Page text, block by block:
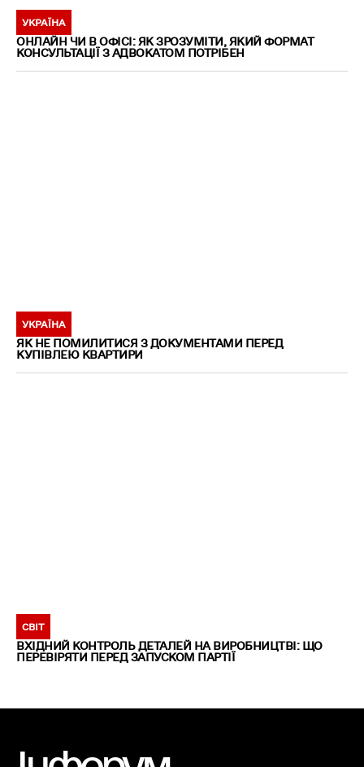
УКРАЇНА
ОНЛАЙН ЧИ В ОФІСІ: ЯК ЗРОЗУМІТИ, ЯКИЙ ФОРМАТ
КОНСУЛЬТАЦІЇ З АДВОКАТОМ ПОТРІБЕН
УКРАЇНА
ЯК НЕ ПОМИЛИТИСЯ З ДОКУМЕНТАМИ ПЕРЕД
КУПІВЛЕЮ КВАРТИРИ
СВІТ
ВХІДНИЙ КОНТРОЛЬ ДЕТАЛЕЙ НА ВИРОБНИЦТВІ: ЩО
ПЕРЕВІРЯТИ ПЕРЕД ЗАПУСКОМ ПАРТІЇ